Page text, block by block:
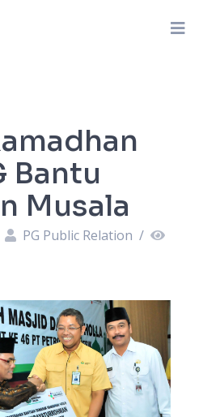
Bantu
Musala
PG Public Relation /